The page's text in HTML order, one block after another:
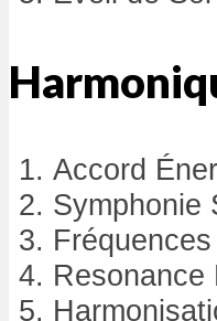
Accord
Symphonie
Resonance